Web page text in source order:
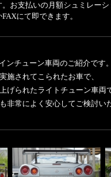
。お支払いの月額シュミレー
にて即できます。
チューン車両のご紹介です。
施されてこられたお車で、
げられたライトチューン車両
非常によく安心してご検討い